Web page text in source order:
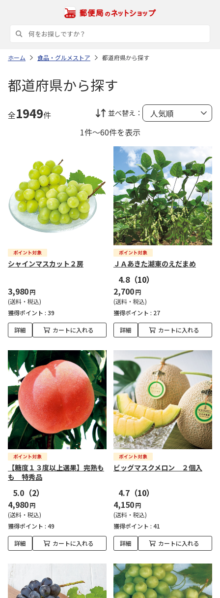
ホーム 食品・グルメストア 都道府県から探す
都道府県から探す
全1949件 並べ替え：
1件～60件を表示
シャインマスカット２房
3,980円
(送料・税込)
獲得ポイント : 39
詳細 カートに入れる
ＪＡあきた湖東のえだまめ
4.8（10）
2,700円
(送料・税込)
獲得ポイント : 27
詳細 カートに入れる
【糖度１３度以上選果】完熟も
も 特秀品
5.0 （2）
4,980円
(送料・税込)
獲得ポイント : 49
詳細 カートに入れる
ビッグマスクメロン ２個入
4.7 （10）
4,150円
(送料・税込)
獲得ポイント : 41
詳細 カートに入れる